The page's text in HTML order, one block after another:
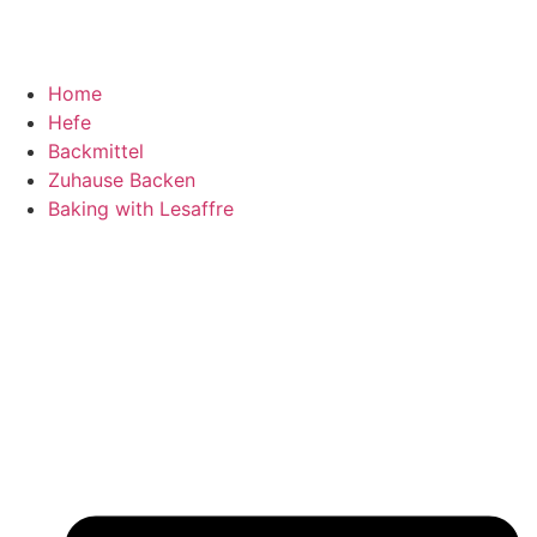
Home
Hefe
Backmittel
Zuhause Backen
Baking with Lesaffre